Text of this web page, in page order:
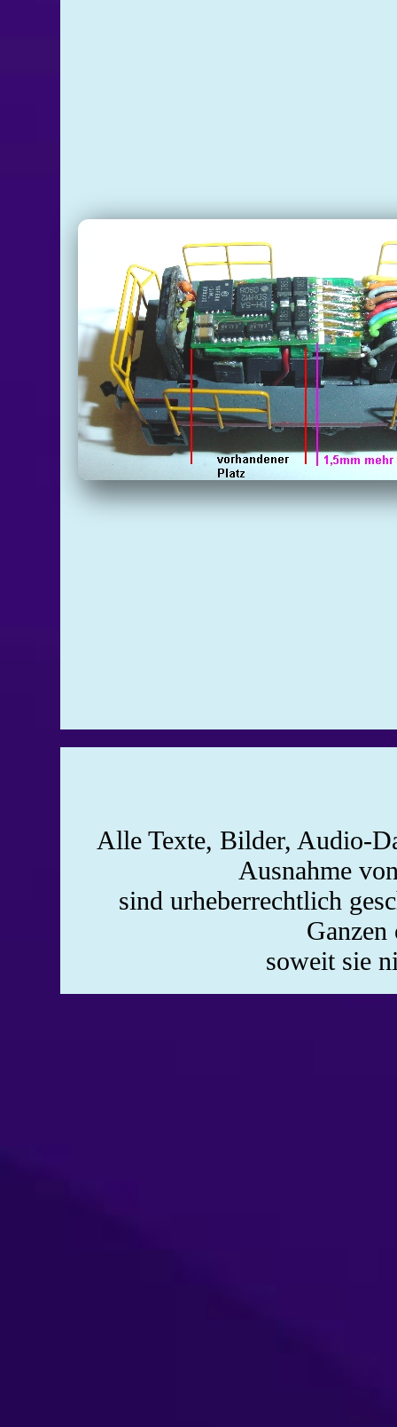
Alle Texte, Bilder, Audio-
Ausnahme
sind urheberrechtlich
soweit sie